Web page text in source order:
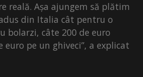
reală. Așa ajungem să plătim
din Italia cât pentru o
bolarzi, câte 200 de euro
euro pe un ghiveci”, a explicat